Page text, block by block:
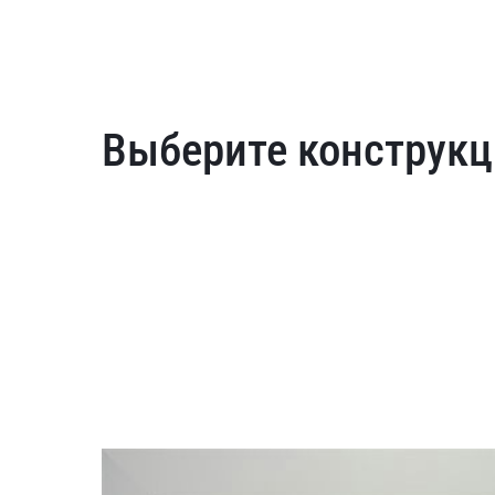
Выберите